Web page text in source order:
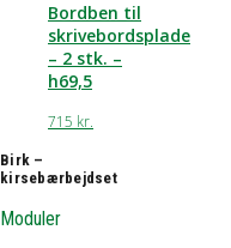
Bordben til
skrivebordsplade
– 2 stk. –
h69,5
715 kr.
Birk –
kirsebærbejdset
Moduler